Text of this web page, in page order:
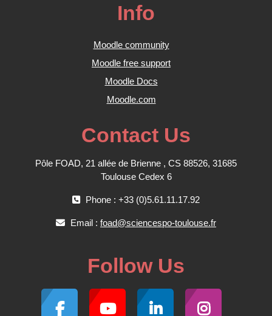
Info
Moodle community
Moodle free support
Moodle Docs
Moodle.com
Contact Us
Pôle FOAD, 21 allée de Brienne , CS 88526, 31685
Toulouse Cedex 6
Phone : +33 (0)5.61.11.17.92
Email : foad@sciencespo-toulouse.fr
Follow Us